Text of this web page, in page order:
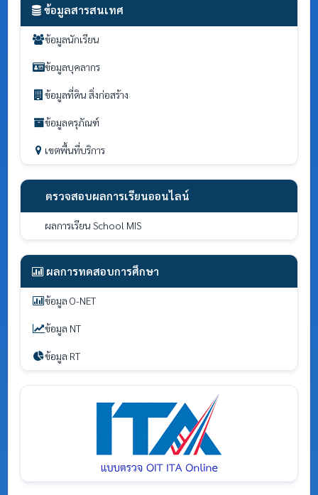
ข้อมูลสารสนเทศ
ข้อมูลนักเรียน
ข้อมูลบุคลากร
ข้อมูลที่ดิน สิ่งก่อสร้าง
ข้อมูลครุภัณฑ์
เขตพื้นที่บริการ
ตรวจสอบผลการเรียนออนไลน์
ผลการเรียน School MIS
ผลการทดสอบการศึกษา
ข้อมูล O-NET
ข้อมูล NT
ข้อมูล RT